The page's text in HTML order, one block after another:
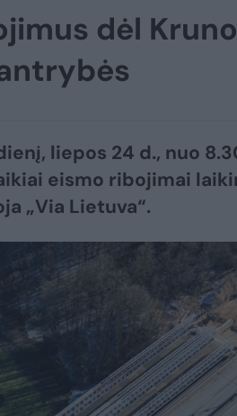
dėl
liepos 24 d., nuo
eismo ribojimai
„Via Lietuva“.